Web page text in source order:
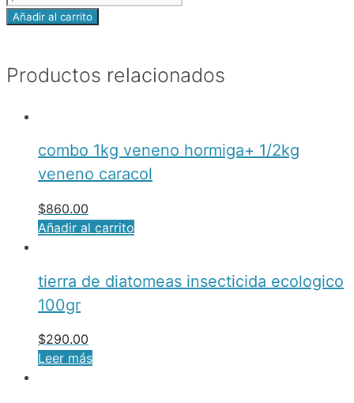
Añadir al carrito
Productos relacionados
combo 1kg veneno hormiga+ 1/2kg
veneno caracol
$860.00
Añadir al carrito
tierra de diatomeas insecticida ecologico
100gr
$290.00
Leer más